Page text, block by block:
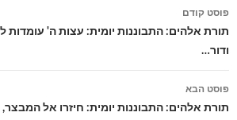
ניווט
בפוסטים
פוסט קודם
תורת אלהים: התבוננות יומית: עצות ה' עומדות
ודור…
פוסט הבא
תורת אלהים: התבוננות יומית: חיזרו אל